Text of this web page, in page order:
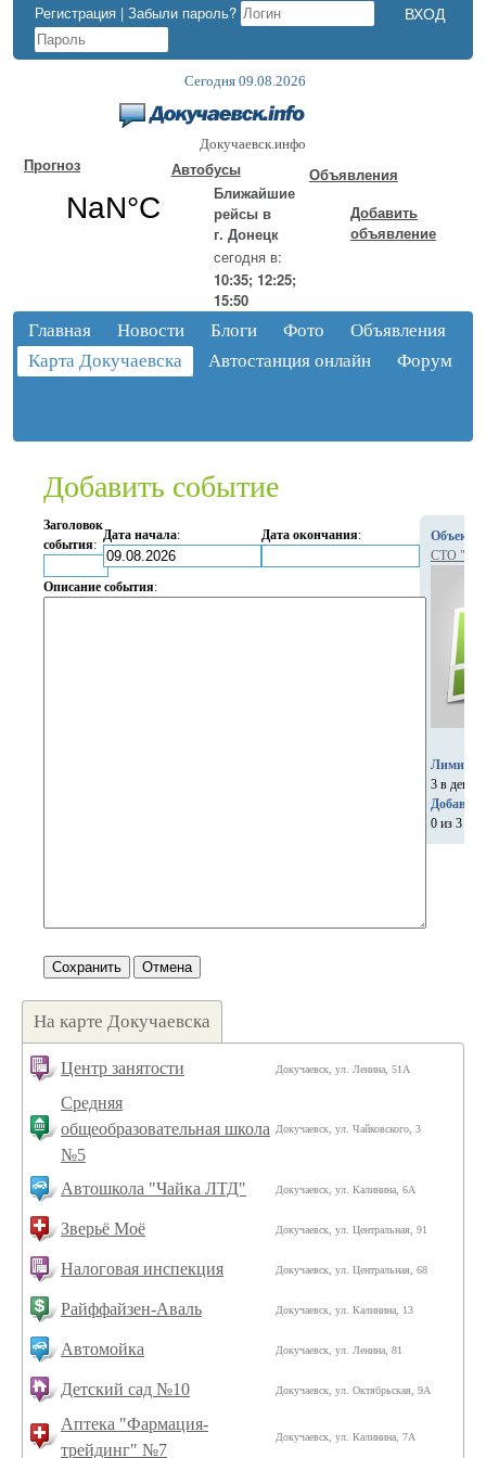
Регистрация | Забыли пароль?
Сегодня 09.08.2026
Докучаевск.инфо
Прогноз
Автобусы
Ближайшие
рейсы в
г. Донецк
сегодня в:
10:35; 12:25;
15:50
Объявления
Добавить
объявление
Главная Новости Блоги Фото
Объявления
Карта Докучаевска
Автостанция онлайн Форум
Добавить событие
Заголовок
события:
Дата начала: Дата окончания:
Описание события:
Объект
СТО
Лимит
3 в день
0 из 3
На карте Докучаевска
Центр занятости Докучаевск, ул. Ленина, 51А
Средняя
общеобразовательная школа
№5
Докучаевск, ул. Чайковского, 3
Автошкола "Чайка ЛТД" Докучаевск, ул. Калинина, 6А
Зверьё Моё Докучаевск, ул. Центральная, 91
Налоговая инспекция Докучаевск, ул. Центральная, 68
Райффайзен-Аваль Докучаевск, ул. Калинина, 13
Автомойка Докучаевск, ул. Ленина, 81
Детский сад №10 Докучаевск, ул. Октябрьская, 9А
Аптека "Фармация-
трейдинг" №7
Докучаевск, ул. Калинина, 7А